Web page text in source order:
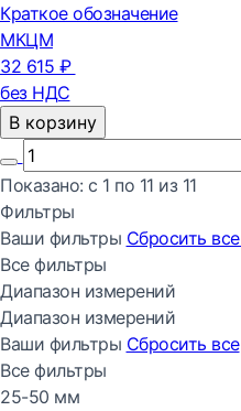
Краткое обозначение
МКЦМ
32 615 ₽
без НДС
В корзину
Показано: с 1 по 11 из 11
Фильтры
Ваши фильтры Сбросить все
Все фильтры
Диапазон измерений
Диапазон измерений
Ваши фильтры Сбросить все
Все фильтры
25-50 мм